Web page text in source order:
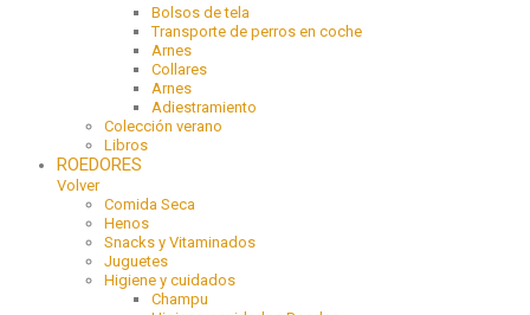
Bolsos de tela
Transporte de perros en coche
Arnes
Collares
Arnes
Adiestramiento
Colección verano
Libros
ROEDORES
Volver
Comida Seca
Henos
Snacks y Vitaminados
Juguetes
Higiene y cuidados
Champu